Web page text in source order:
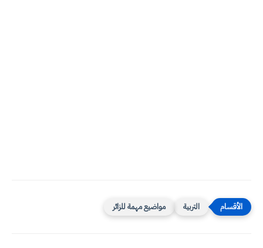
التربية مواضيع مهمة للزائر